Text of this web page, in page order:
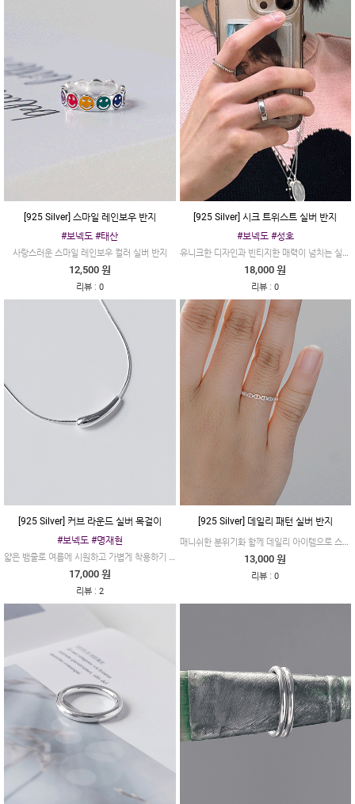
[925 Silver] 스마일 레인보우 반지
#보넥도 #태산
사랑스러운 스마일 레인보우 컬러 실버 반지
12,500 원
리뷰: 0
[925 Silver] 시크 트위스트 실버 반지
#보넥도 #성호
유니크한 디자인과 빈티지한 매력이 넘치는 실버 반지 입니다
18,000 원
리뷰 :0
[925 Silver] 커브 라운드 실버 목걸이
#보넥도 #명재현
얇은 뱀줄로 여름에 시원하고 가볍게 착용하기 좋은 목걸이 입니다
17,000 원
리뷰: 2
[925 Silver] 데일리 패턴 실버 반지
매니쉬한 분위기화 함께 데일리 아이템으로 스탈일링 하게 연출 가능합니다
13,000 원
리뷰 :0